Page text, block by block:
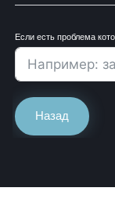
Если есть проблема
Назад